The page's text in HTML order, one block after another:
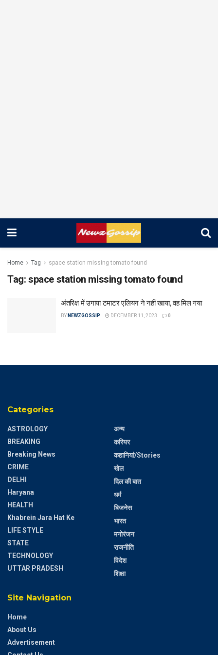
Home Tag space station missing tomato found
Tag: space station missing tomato found
अंतरिक्ष में उगाया टमाटर एलियन ने नहीं खाया, वह मिल गया
BY NEWZGOSSIP DECEMBER 11, 2023 0
Categories
ASTROLOGY
BREAKING
Breaking News
CRIME
DELHI
Haryana
HEALTH
Khabrein Jara Hat Ke
LIFE STYLE
STATE
TECHNOLOGY
UTTAR PRADESH
अन्य
करियर
कहानियां/Stories
खेल
दिल की बात
धर्म
बिजनेस
भारत
मनोरंजन
राजनीति
विदेश
शिक्षा
Site Navigation
Home
About Us
Advertisement